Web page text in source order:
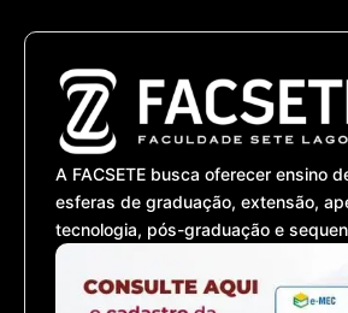
A FACSETE busca oferecer ensino
esferas de graduação, extensão,
tecnologia, pós-graduação e